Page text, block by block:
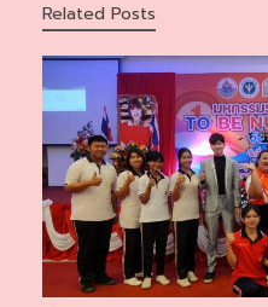
Related Posts